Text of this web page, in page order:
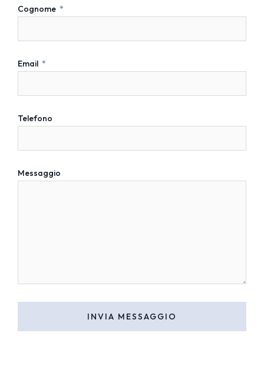
Cognome
Email
Telefono
Messaggio
INVIA MESSAGGIO